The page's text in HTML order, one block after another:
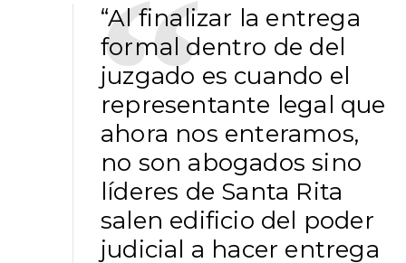
“Al finalizar la entrega
formal dentro de del
juzgado es cuando el
representante legal que
ahora nos enteramos,
no son abogados sino
líderes de Santa Rita
salen edificio del poder
judicial a hacer entrega